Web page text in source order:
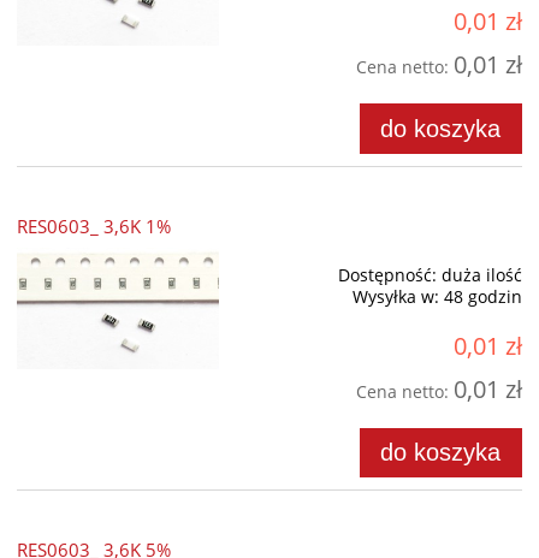
0,01 zł
Cena netto: 0,01 zł
do koszyka
RES0603_ 3,6K 1%
Dostępność: duża ilość
Wysyłka w: 48 godzin
0,01 zł
Cena netto: 0,01 zł
do koszyka
RES0603_ 3,6K 5%